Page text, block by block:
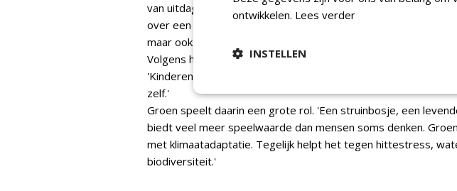
van uitdaging. 'Risicovol spelen vinden wij heel belangrijk. Een
over een boomstam loopt en het later zelfstandig doet,
maar ook zelfvertrouwen.'
Volgens haar zit de waarde van een speelplek vaak juist in de
'Kinderen vinden een heuveltje met takken soms interessanter
zelf.'
Groen speelt daarin een grote rol. 'Een struinbosje, een
biedt veel meer speelwaarde dan mensen soms denken.
met klimaatadaptatie. Tegelijk helpt het tegen hittestress,
biodiversiteit.'
ontwikkelen. Lees verder
INSTELLEN